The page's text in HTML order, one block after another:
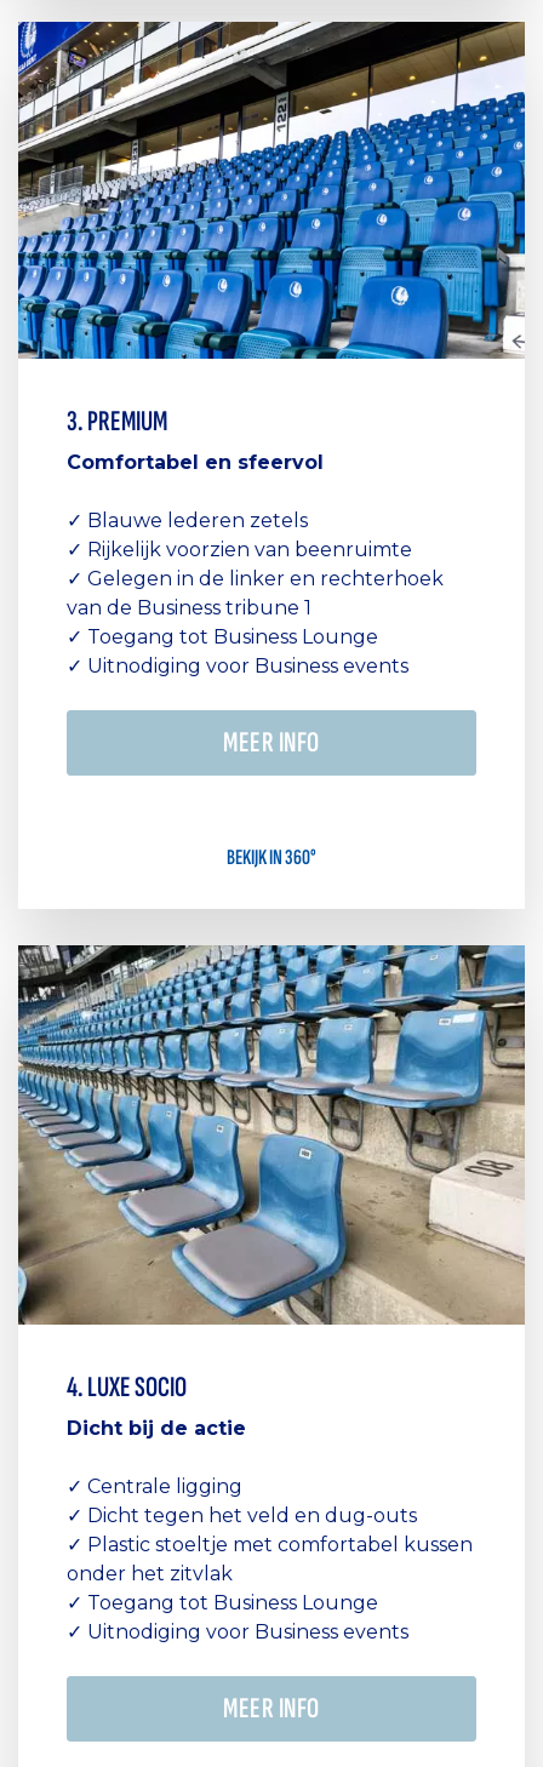
3. PREMIUM
Comfortabel en sfeervol
✓ Blauwe lederen zetels
✓ Rijkelijk voorzien van beenruimte
✓ Gelegen in de linker en rechterhoek
van de Business tribune 1
✓ Toegang tot Business Lounge
✓ Uitnodiging voor Business events
MEER INFO
BEKIJK IN 360°
4. LUXE SOCIO
Dicht bij de actie
✓ Centrale ligging
✓ Dicht tegen het veld en dug-outs
✓ Plastic stoeltje met comfortabel kussen
onder het zitvlak
✓ Toegang tot Business Lounge
✓ Uitnodiging voor Business events
MEER INFO